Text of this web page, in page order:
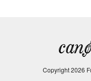
Copyright2026